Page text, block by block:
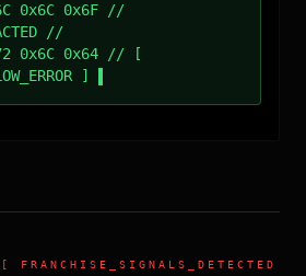
0x6C 0x6F //
//
0x6C 0x64 // [
]
FRANCHISE_SIGNALS_DETECTED